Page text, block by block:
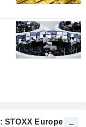
STOXX Europe